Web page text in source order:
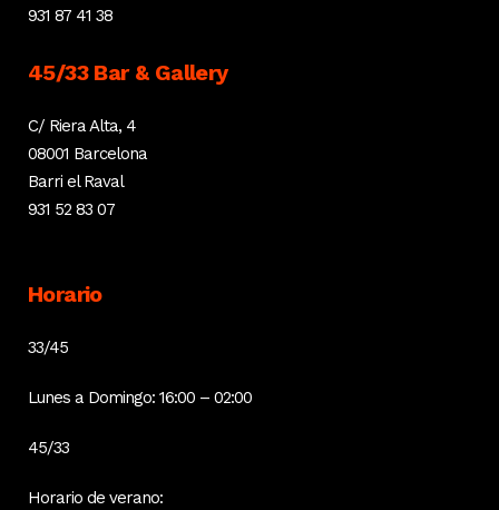
931 87 41 38
45/33 Bar & Gallery
C/ Riera Alta, 4
08001 Barcelona
Barri el Raval
931 52 83 07
Horario
33/45
Lunes a Domingo: 16:00 – 02:00
45/33
Horario de verano: